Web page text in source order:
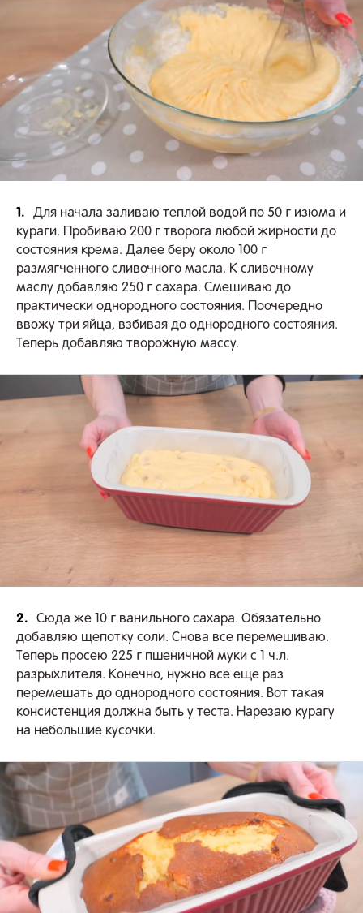
1.
Для начала заливаю теплой водой по 50 г изюма и
кураги. Пробиваю 200 г творога любой жирности до
состояния крема. Далее беру около 100 г
размягченного сливочного масла. К сливочному
маслу добавляю 250 г сахара. Смешиваю до
практически однородного состояния. Поочередно
ввожу три яйца, взбивая до однородного состояния.
Теперь добавляю творожную массу.
2.
Сюда же 10 г ванильного сахара. Обязательно
добавляю щепотку соли. Снова все перемешиваю.
Теперь просею 225 г пшеничной муки с 1 ч.л.
разрыхлителя. Конечно, нужно все еще раз
перемешать до однородного состояния. Вот такая
консистенция должна быть у теста. Нарезаю курагу
на небольшие кусочки.